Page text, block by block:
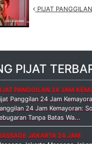
PIJAT
PIJAT
PANGGILAN 24 JAM
Panggilan 24 Jam
24 Jam Kemayoran:
Tanpa Batas Wa...
JAKARTA 24 JAM